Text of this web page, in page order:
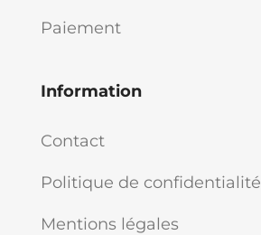
Paiement
Information
Contact
Politique de confidentialité
Mentions légales